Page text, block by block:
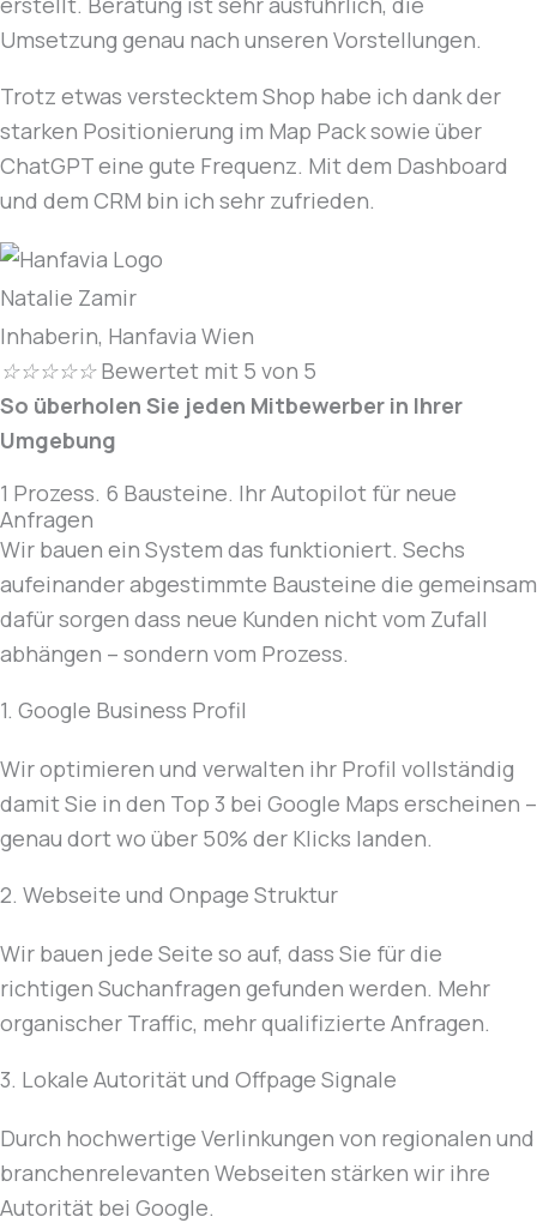
Umsetzung genau nach unseren Vorstellungen.
Trotz etwas verstecktem Shop habe ich dank der
starken Positionierung im Map Pack sowie über
ChatGPT eine gute Frequenz. Mit dem Dashboard
und dem CRM bin ich sehr zufrieden.
Natalie Zamir
Inhaberin, Hanfavia Wien
☆☆☆☆☆ Bewertet mit 5 von 5
So überholen Sie jeden Mitbewerber in Ihrer
Umgebung
1 Prozess. 6 Bausteine. Ihr Autopilot für neue
Anfragen
Wir bauen ein System das funktioniert. Sechs
aufeinander abgestimmte Bausteine die gemeinsam
dafür sorgen dass neue Kunden nicht vom Zufall
abhängen – sondern vom Prozess.
1. Google Business Profil
Wir optimieren und verwalten ihr Profil vollständig
damit Sie in den Top 3 bei Google Maps erscheinen –
genau dort wo über 50% der Klicks landen.
2. Webseite und Onpage Struktur
Wir bauen jede Seite so auf, dass Sie für die
richtigen Suchanfragen gefunden werden. Mehr
organischer Traffic, mehr qualifizierte Anfragen.
3. Lokale Autorität und Offpage Signale
Durch hochwertige Verlinkungen von regionalen und
branchenrelevanten Webseiten stärken wir ihre
Autorität bei Google.